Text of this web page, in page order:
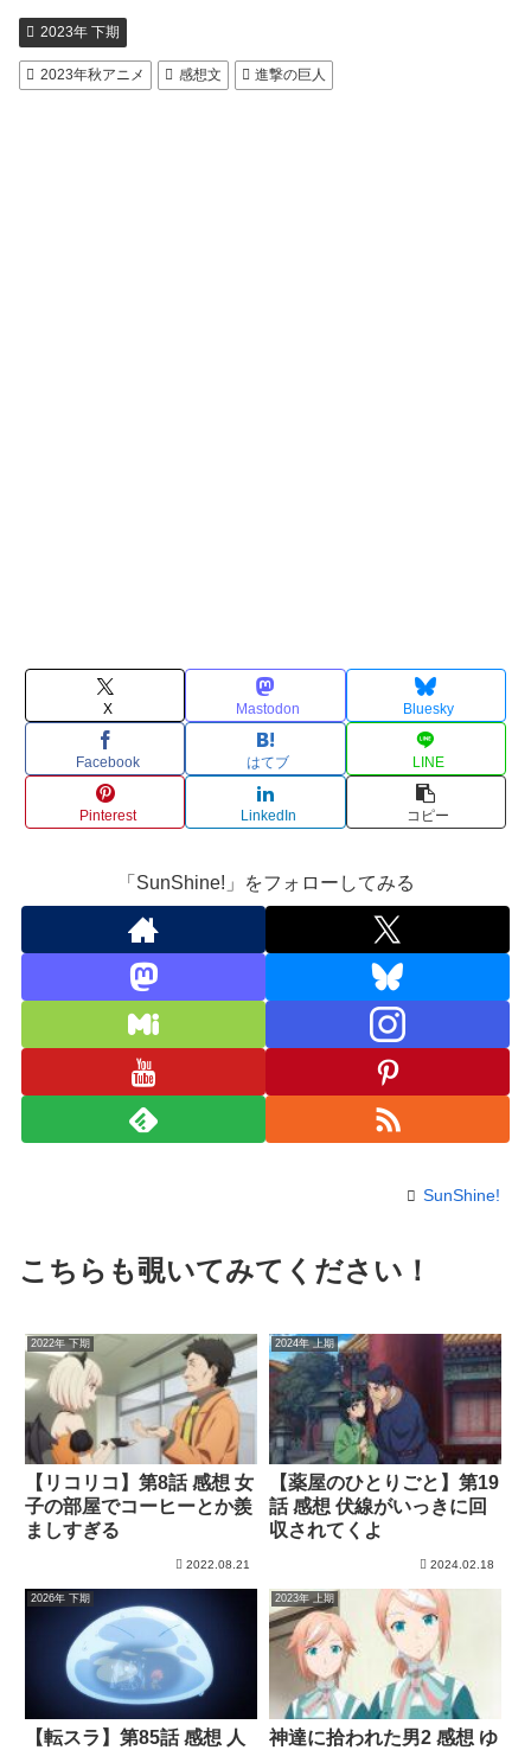
2023年 下期
2023年秋アニメ 感想文 進撃の巨人
X Mastodon Bluesky
Facebook はてブ LINE
Pinterest LinkedIn コピー
「SunShine!」をフォローしてみる
SunShine!
こちらも覗いてみてください！
2022年 下期
【リコリコ】第8話 感想 女
子の部屋でコーヒーとか羨
ましすぎる
2022.08.21
2024年 上期
【薬屋のひとりごと】第19
話 感想 伏線がいっきに回
収されてくよ
2024.02.18
2026年 下期
【転スラ】第85話 感想 人
2023年 上期
神達に拾われた男2 感想 ゆ